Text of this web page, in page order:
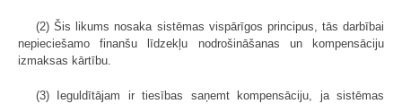
(2) Šis likums nosaka sistēmas vispārīgos principus, tās darbībai
nepieciešamo finanšu līdzekļu nodrošināšanas un kompensāciju
izmaksas kārtību.
(3) Ieguldītājam ir tiesības saņemt kompensāciju, ja sistēmas